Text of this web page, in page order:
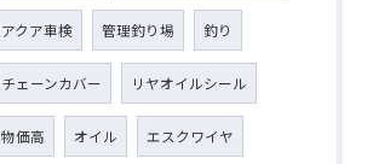
アクア車検 管理釣り場 釣り
チェーンカバー リヤオイルシール
物価高 オイル エスクワイヤ